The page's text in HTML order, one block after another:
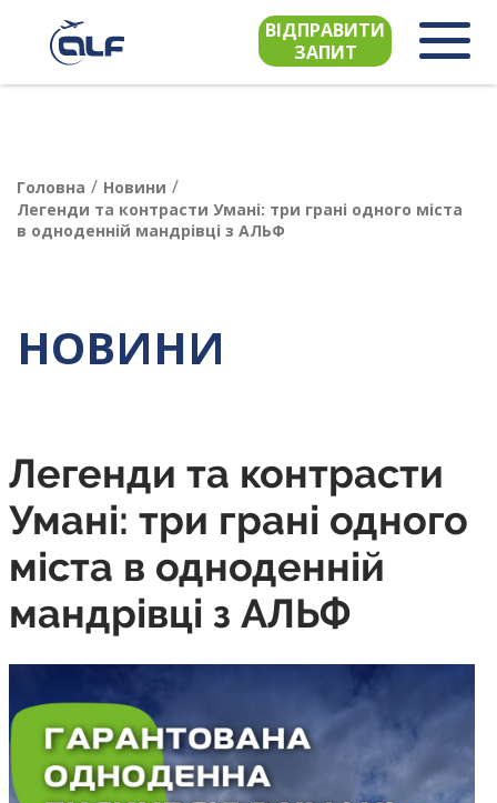
ВІДПРАВИТИ
ЗАПИТ
Головна / Новини /
Легенди та контрасти Умані: три грані одного міста
в одноденній мандрівці з АЛЬФ
НОВИНИ
Легенди та контрасти
Умані: три грані одного
міста в одноденній
мандрівці з АЛЬФ